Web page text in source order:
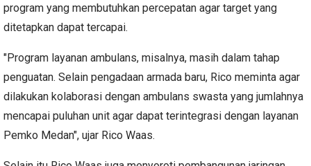
program yang membutuhkan percepatan agar target yang
ditetapkan dapat tercapai.
"Program layanan ambulans, misalnya, masih dalam tahap
penguatan. Selain pengadaan armada baru, Rico meminta agar
dilakukan kolaborasi dengan ambulans swasta yang jumlahnya
mencapai puluhan unit agar dapat terintegrasi dengan layanan
Pemko Medan", ujar Rico Waas.